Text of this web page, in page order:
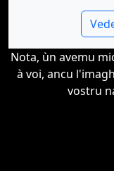
Nota, ùn avemu
à voi, ancu
vostru